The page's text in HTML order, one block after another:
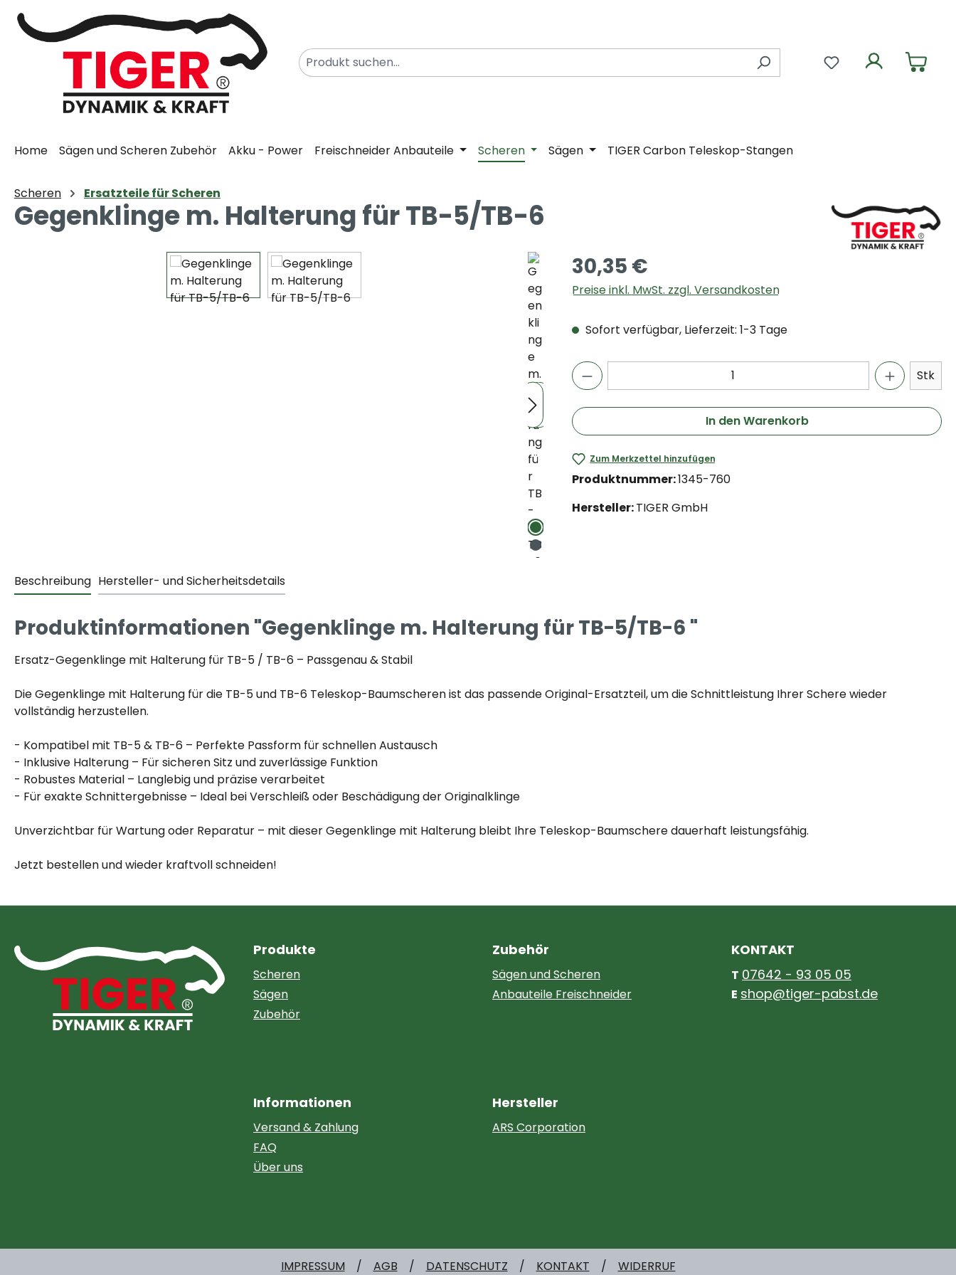
Hauptinhalt springen
Zur Suche springen
Zur Hauptnavigation springen
Du hast 0
Home Sägen und Scheren Zubehör Akku - Power Freischneider Anbauteile Scheren Sägen TIGER Carbon Teleskop-Stangen
Scheren Ersatzteile für Scheren
Gegenklinge m. Halterung für TB-5/TB-6
30,35 €
Preise inkl. MwSt. zzgl. Versandkosten
Sofort verfügbar, Lieferzeit: 1-3 Tage
Stk
In den Warenkorb
Zum Merkzettel hinzufügen
Produktnummer:1345-760
Hersteller:TIGER GmbH
Beschreibung Hersteller- und Sicherheitsdetails
Produktinformationen "Gegenklinge m. Halterung für TB-5/TB-6 "
Ersatz-Gegenklinge mit Halterung für TB-5 / TB-6 – Passgenau & Stabil
Die Gegenklinge mit Halterung für die TB-5 und TB-6 Teleskop-Baumscheren ist das passende Original-Ersatzteil, um die Schnittleistung Ihrer Schere wieder
vollständig herzustellen.
- Kompatibel mit TB-5 & TB-6 – Perfekte Passform für schnellen Austausch
- Inklusive Halterung – Für sicheren Sitz und zuverlässige Funktion
- Robustes Material – Langlebig und präzise verarbeitet
- Für exakte Schnittergebnisse – Ideal bei Verschleiß oder Beschädigung der Originalklinge
Unverzichtbar für Wartung oder Reparatur – mit dieser Gegenklinge mit Halterung bleibt Ihre Teleskop-Baumschere dauerhaft leistungsfähig.
Jetzt bestellen und wieder kraftvoll schneiden!
Produkte
Scheren
Sägen
Zubehör
Zubehör
Sägen und Scheren
Anbauteile Freischneider
KONTAKT
T 07642 - 93 05 05
E shop@tiger-pabst.de
Informationen
Versand & Zahlung
FAQ
Über uns
Hersteller
ARS Corporation
IMPRESSUM AGB DATENSCHUTZ KONTAKT WIDERRUF